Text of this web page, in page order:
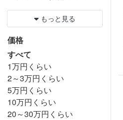
もっと見る
価格
すべて
1万円くらい
2～3万円くらい
5万円くらい
10万円くらい
20～30万円くらい